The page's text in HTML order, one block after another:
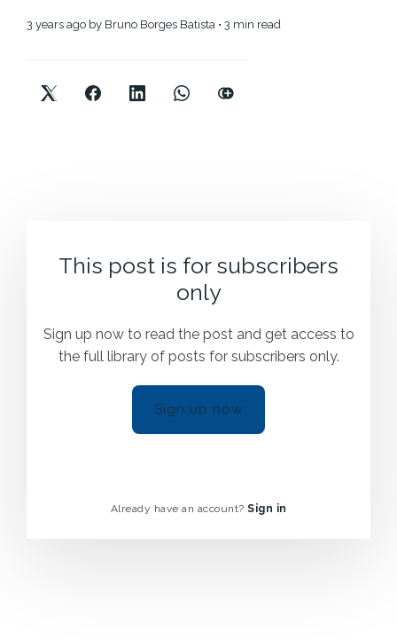
3 years ago by Bruno Borges Batista • 3 min read
This post is for subscribers
only
Sign up now to read the post and get access to
the full library of posts for subscribers only.
Sign up now
Already have an account? Sign in